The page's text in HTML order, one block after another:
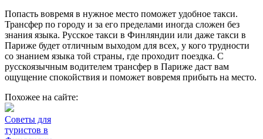
Попасть вовремя в нужное место поможет удобное такси.
Трансфер по городу и за его пределами иногда сложен без
знания языка. Русское такси в Финляндии или даже такси в
Париже будет отличным выходом для всех, у кого трудности
со знанием языка той страны, где проходит поездка. С
русскоязычным водителем трансфер в Париже даст вам
ощущение спокойствия и поможет вовремя прибыть на место.
Похожее на сайте:
Советы для
туристов в